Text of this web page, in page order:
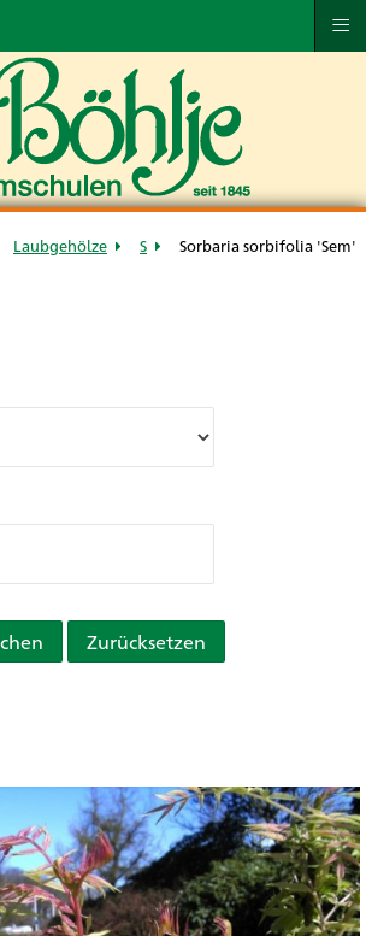
Laubgehölze S
Sorbaria sorbifolia 'Sem'
Zurücksetzen
≡